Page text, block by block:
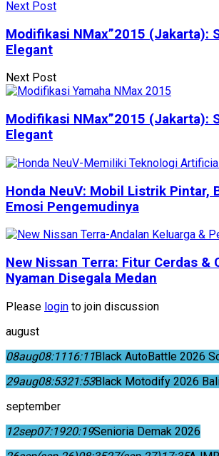
Next Post
Modifikasi NMax”2015 (Jakarta):
Elegant
Next Post
Modifikasi NMax”2015 (Jakarta):
Elegant
Honda NeuV: Mobil Listrik Pintar,
Emosi Pengemudinya
New Nissan Terra: Fitur Cerdas &
Nyaman Disegala Medan
Please login to join discussion
august
08aug08:1116:11Black AutoBattle 2026
29aug08:5321:53Black Motodify 2026
september
12sep07:1920:19Senioria Demak 2026